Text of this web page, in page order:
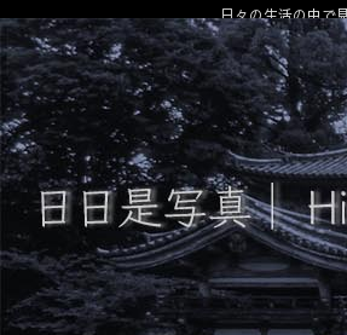
日々の生活の中で